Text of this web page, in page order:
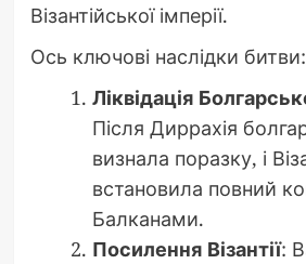
Візантійської імперії.
Ось ключові наслідки битви:
Ліквідація
Після Диррахія
визнала поразку, і
встановила повний
Балканами.
Посилення Візантії: